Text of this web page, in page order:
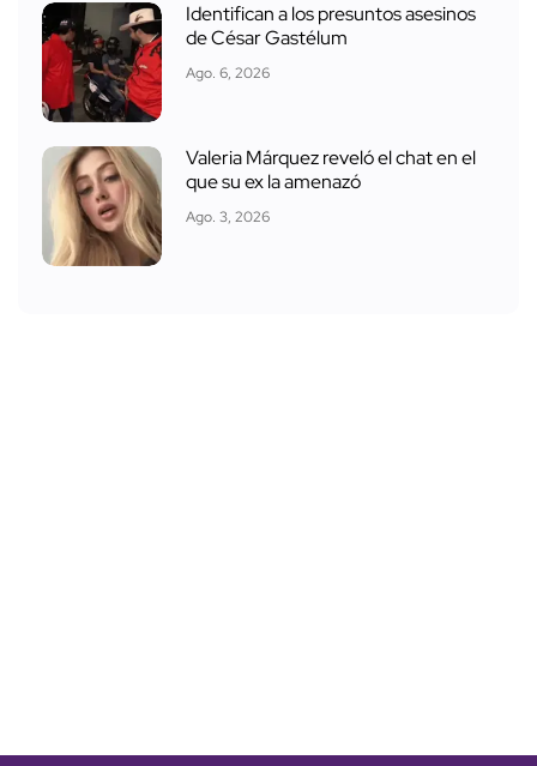
Identifican a los presuntos asesinos
de César Gastélum
Ago. 6, 2026
Valeria Márquez reveló el chat en el
que su ex la amenazó
Ago. 3, 2026